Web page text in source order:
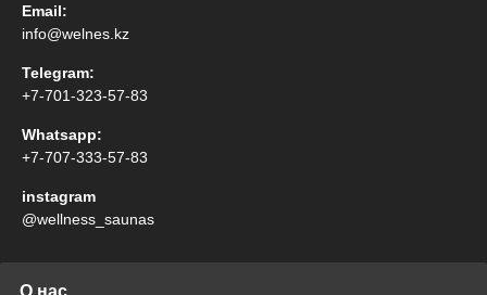
Email:
info@welnes.kz
Telegram:
+7-701-323-57-83
Whatsapp:
+7-707-333-57-83
instagram
@wellness_saunas
О нас